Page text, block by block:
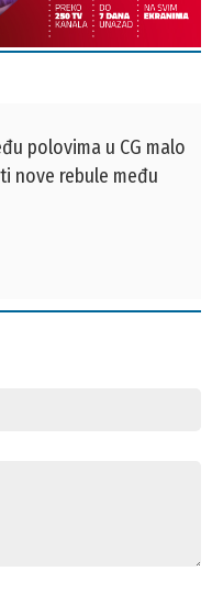
polovima u CG malo
nove rebule među